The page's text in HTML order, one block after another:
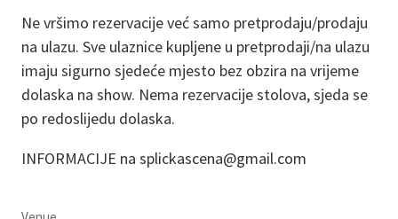
Ne vršimo rezervacije već samo pretprodaju/prodaju
na ulazu. Sve ulaznice kupljene u pretprodaji/na ulazu
imaju sigurno sjedeće mjesto bez obzira na vrijeme
dolaska na show. Nema rezervacije stolova, sjeda se
po redoslijedu dolaska.
INFORMACIJE na splickascena@gmail.com